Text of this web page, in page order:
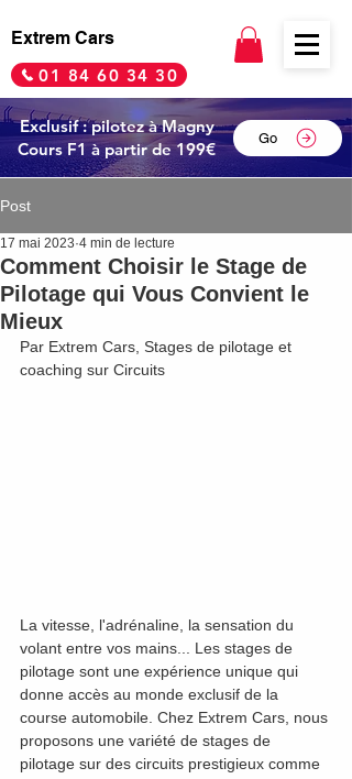
01 84 60 34 30
Extrem Cars
Exclusif : pilotez à Magny
Cours F1 à partir de 199€
Go
Post
Comment Choisir le Stage de
Pilotage qui Vous Convient le
Mieux
17 mai 2023 4 min de lecture
Par Extrem Cars, Stages de pilotage et
coaching sur Circuits
La vitesse, l'adrénaline, la sensation du
volant entre vos mains... Les stages de
pilotage sont une expérience unique qui
donne accès au monde exclusif de la
course automobile. Chez Extrem Cars, nous
proposons une variété de stages de
pilotage sur des circuits prestigieux comme